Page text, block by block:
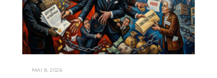
MAI 8, 2026